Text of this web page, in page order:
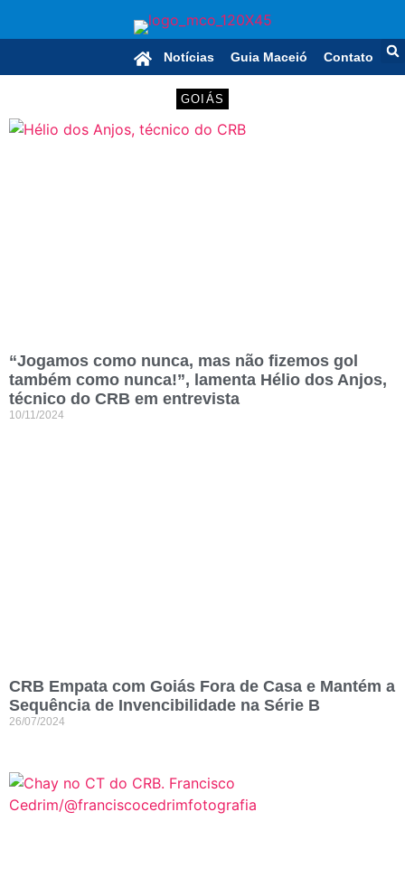
Notícias Guia Maceió Contato
GOIÁS
“Jogamos como nunca, mas não fizemos gol
também como nunca!”, lamenta Hélio dos Anjos,
técnico do CRB em entrevista
10/11/2024
CRB Empata com Goiás Fora de Casa e Mantém a
Sequência de Invencibilidade na Série B
26/07/2024